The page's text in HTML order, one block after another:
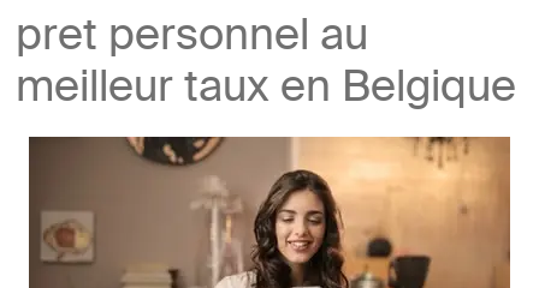
pret personnel au
meilleur taux en Belgique